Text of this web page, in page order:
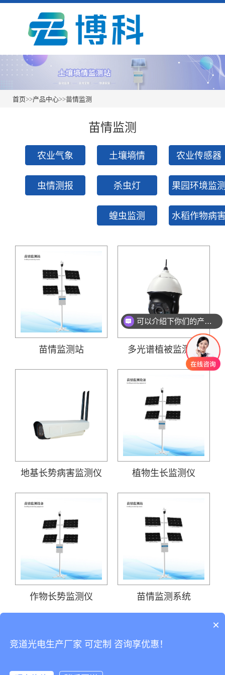
首页>>产品中心>>苗情监测
苗情监测
农业气象 土壤墒情 农业传感器
虫情测报 杀虫灯 果园环境监
蝗虫监测 水稻作物病
苗情监测站 多光谱植被监测仪
地基长势病害监测仪 植物生长监测仪
作物长势监测仪 苗情监测系统
可以介绍下你们的产品么？
×
竞道光电生产厂家 可定制 咨询享优惠！